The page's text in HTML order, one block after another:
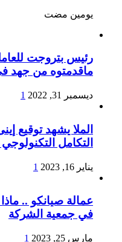
‏يومين مضت
رئيس بتروجت
ماقدمتوه من جهد في
ديسمبر 31, 2022 1
الملا يشهد توقيع
التكامل
يناير 16, 2023 1
عمالة صيانكو .. ماذا
في جمعية الشركة
مارس 25, 2023 1